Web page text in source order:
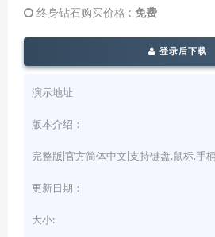
终身钻石购买价格 : 免费
登录后下载
演示地址
版本介绍：
完整版|官方简体中文|支持键盘.鼠标.手柄
更新日期：
大小: